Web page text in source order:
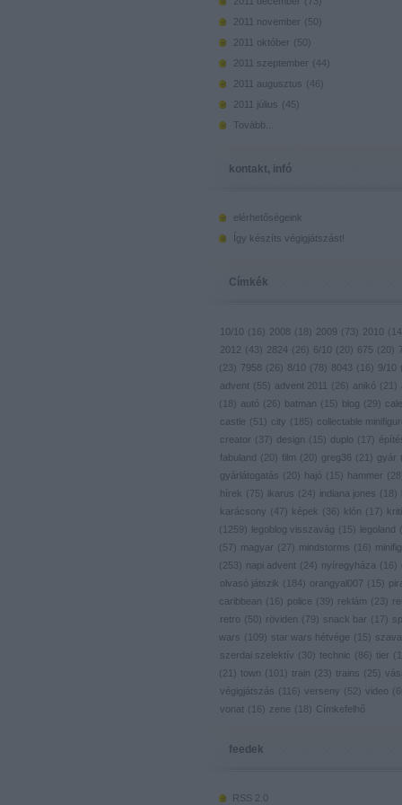
2011 november ( 50)
2011 október ( 50)
2011 szeptember ( 44)
2011 augusztus ( 46 )
2011 július ( 45)
Tovább
kontakt, infó
elérhetőségeink
Így készíts végigjátszást!
Címkék
10/10 ( 16 ) 2008 ( 18 ) 2009 ( 73) 2010 (
2012 ( 43) 2824 ( 26 ) 6/10 ( 20) 675 ( 20)
( 23) 7958 ( 26 ) 8/10 ( 78 ) 8043 ( 16 ) 9/10 (
advent ( 55) advent 2011 ( 26 ) anikó ( 21 )
(
18 ) autó ( 26 ) batman ( 15) blog ( 29)
castle ( 51 ) city ( 185) collectable
creator ( 37) design ( 15) duplo ( 17)
fabuland ( 20) film ( 20) greg36 ( 21 ) gyár (
gyárlátogatás ( 20) hajó ( 15) hammer ( 28
hírek ( 75) ikarus ( 24) indiana jones ( 18 )
karácsony ( 47) képek ( 36 ) klón ( 17)
(
1259) legoblog visszavág ( 15) legoland (
( 57) magyar ( 27) mindstorms ( 16 ) minifig
( 253) napi advent ( 24) nyíregyháza ( 16 )
olvasó játszik ( 184) orangyal007 ( 15)
caribbean ( 16 ) police ( 39) reklám ( 23)
retro ( 50) röviden ( 79) snack bar ( 17)
wars ( 109) star wars hétvége ( 15)
szerdai szelektív ( 30) technic ( 86 ) tier (
( 21 ) town ( 101 ) train ( 23) trains ( 25)
végigjátszás ( 116 ) verseny ( 52) video (
vonat ( 16 ) zene ( 18 ) Címkefelhő
feedek
RSS 2.0